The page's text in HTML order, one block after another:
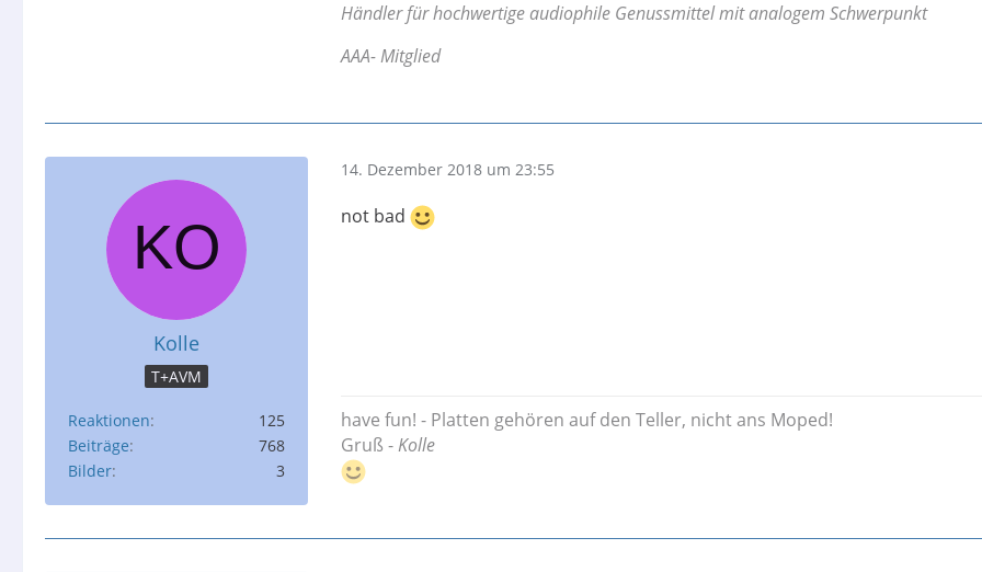
Händler für hochwertige audiophile Genussmittel mit analogem Schwerpunkt
AAA- Mitglied
Kolle
T+AVM
Reaktionen
125
Beiträge
768
Bilder
3
14. Dezember 2018 um 23:55
not bad
have fun! - Platten gehören auf den Teller, nicht ans Moped!
Gruß -Kolle